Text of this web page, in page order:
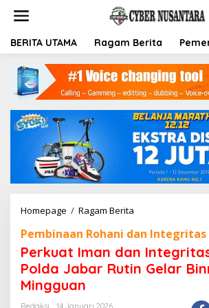
t
BERITA UTAMA Ragam Berita
Homepage / Ragam Berita
r
k
u
a
Pembinaan Rohani dan Integritas
Perkuat Iman dan
Polda Jabar Rutin Gelar
Mingguan